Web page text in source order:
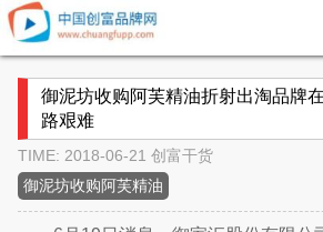
御泥坊收购阿芙精油折射出淘品牌
路艰难
TIME: 2018-06-21 创富干货
御泥坊收购阿芙精油